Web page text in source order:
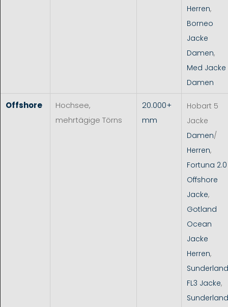
Herren,
Borneo
Jacke
Damen,
Med Jacke
Damen
Offshore
Hochsee,
mehrtägige Törns
20.000+
mm
Hobart 5
Jacke
Damen/
Herren,
Fortuna 2.0
Offshore
Jacke,
Gotland
Ocean
Jacke
Herren,
Sunderland
FL3 Jacke,
Sunderland